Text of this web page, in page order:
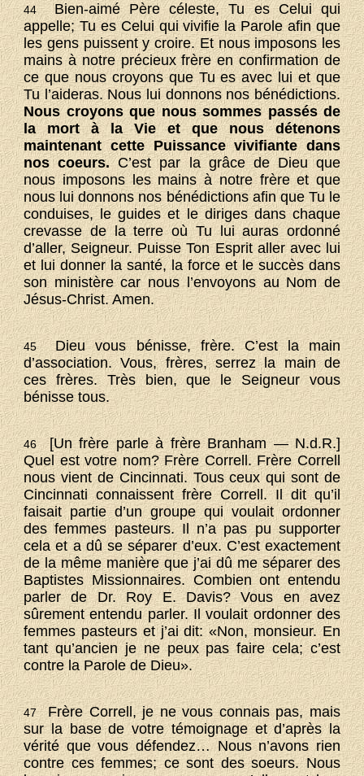
44Bien-aimé Père céleste, Tu es Celui qui
appelle; Tu es Celui qui vivifie la Parole afin que
les gens puissent y croire. Et nous imposons les
mains à notre précieux frère en confirmation de
ce que nous croyons que Tu es avec lui et que
Tu l’aideras. Nous lui donnons nos bénédictions.
Nous croyons que nous sommes passés de
la mort à la Vie et que nous détenons
maintenant cette Puissance vivifiante dans
nos coeurs.C’est par la grâce de Dieu que
nous imposons les mains à notre frère et que
nous lui donnons nos bénédictions afin que Tu le
conduises, le guides et le diriges dans chaque
crevasse de la terre où Tu lui auras ordonné
d’aller, Seigneur. Puisse Ton Esprit aller avec lui
et lui donner la santé, la force et le succès dans
son ministère car nous l’envoyons au Nom de
Jésus-Christ. Amen.
45Dieu vous bénisse, frère. C’est la main
d’association. Vous, frères, serrez la main de
ces frères. Très bien, que le Seigneur vous
bénisse tous.
46[Un frère parle à frère Branham — N.d.R.]
Quel est votre nom? Frère Correll. Frère Correll
nous vient de Cincinnati. Tous ceux qui sont de
Cincinnati connaissent frère Correll. Il dit qu’il
faisait partie d’un groupe qui voulait ordonner
des femmes pasteurs. Il n’a pas pu supporter
cela et a dû se séparer d’eux. C’est exactement
de la même manière que j’ai dû me séparer des
Baptistes Missionnaires. Combien ont entendu
parler de Dr. Roy E. Davis? Vous en avez
sûrement entendu parler. Il voulait ordonner des
femmes pasteurs et j’ai dit: «Non, monsieur. En
tant qu’ancien je ne peux pas faire cela; c’est
contre la Parole de Dieu».
47Frère Correll, je ne vous connais pas, mais
sur la base de votre témoignage et d’après la
vérité que vous défendez… Nous n’avons rien
contre ces femmes; ce sont des soeurs. Nous